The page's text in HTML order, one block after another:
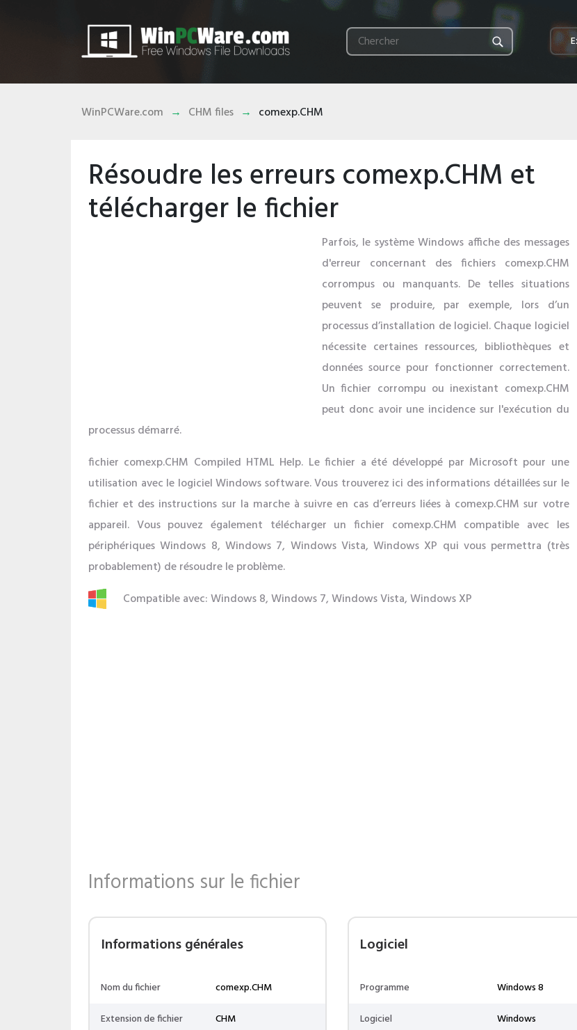
WinPCWare.com CHM files comexp.CHM
Résoudre les erreurs comexp.CHM et
télécharger le fichier
Parfois, le système Windows affiche des messages
d'erreur concernant des fichiers comexp.CHM
corrompus ou manquants. De telles situations
peuvent se produire, par exemple, lors d’un
processus d’installation de logiciel. Chaque logiciel
nécessite certaines ressources, bibliothèques et
données source pour fonctionner correctement.
Un fichier corrompu ou inexistant comexp.CHM
peut donc avoir une incidence sur l'exécution du
processus démarré.
fichier comexp.CHM Compiled HTML Help. Le fichier a été développé par Microsoft pour une
utilisation avec le logiciel Windows software. Vous trouverez ici des informations détaillées sur le
fichier et des instructions sur la marche à suivre en cas d’erreurs liées à comexp.CHM sur votre
appareil. Vous pouvez également télécharger un fichier comexp.CHM compatible avec les
périphériques Windows 8, Windows 7, Windows Vista, Windows XP qui vous permettra (très
probablement) de résoudre le problème.
Compatible avec: Windows 8, Windows 7, Windows Vista, Windows XP
Informations sur le fichier
Informations générales
Nom du fichier
comexp.CHM
Extension de fichier
CHM
Logiciel
Programme
Windows 8
Logiciel
Windows